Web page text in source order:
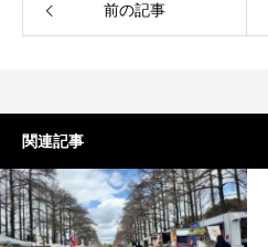
前の記事
関連記事